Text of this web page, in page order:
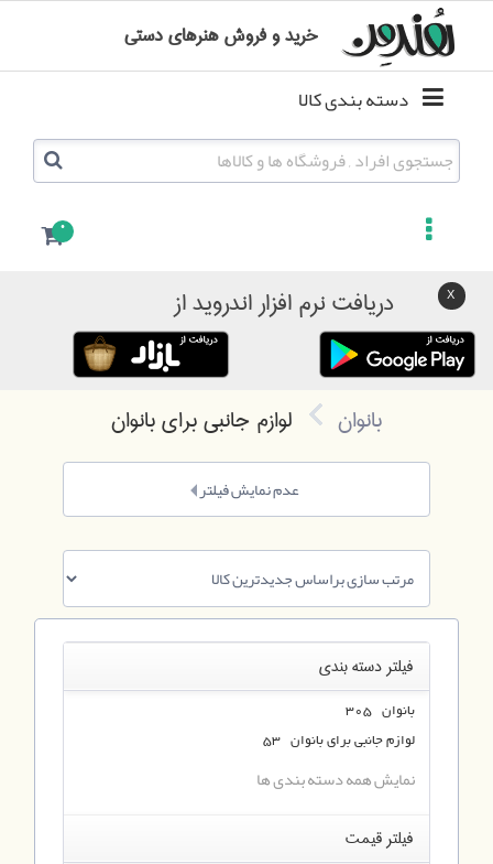
0
خرید و فروش هنرهای دستی
دریافت نرم افزار اندروید از
بانوان لوازم جانبی برای بانوان
عدم نمایش فیلتر
فیلتر دسته بندی
بانوان 305
لوازم جانبی برای بانوان 53
نمایش همه دسته بندی ها
فیلتر قیمت